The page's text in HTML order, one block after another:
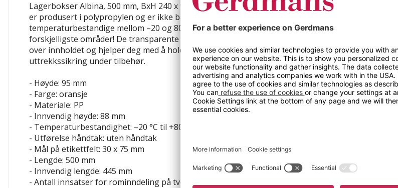
Lagerbokser Albina, 500 mm, BxH 240 x 95 mm, 15-pk. Lagerboksene våre
er produsert i polypropylen og er ikke bare robuste, men også
temperaturbestandige mellom –20 og 80 °C. Ideelle for bruk i de
forskjelligste områder! De transparente skilleveggene gir god oversikt
over innholdet og hjelper deg med å holde orden. Du finner tverrdelere og
uttrekkssikring under tilbehør.
- Høyde: 95 mm
- Farge: oransje
- Materiale: PP
- Innvendig høyde: 88 mm
- Temperaturbestandighet: –20 °C til +80 °C
- Utførelse håndtak: uten håndtak
- Mål på etikettfelt: 30 x 75 mm
- Lengde: 500 mm
- Innvendig lengde: 445 mm
- Antall innsatser for rominndeling på tvers: 6 stk
Høyde
Bredde
Høyde